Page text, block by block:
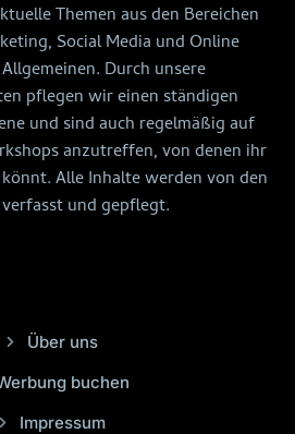
Themen aus den Bereichen
Social Media und Online
Durch unsere
pflegen wir einen ständigen
und sind auch regelmäßig auf
anzutreffen, von denen ihr
Alle Inhalte werden von den
und gepflegt.
Über uns
buchen
Impressum